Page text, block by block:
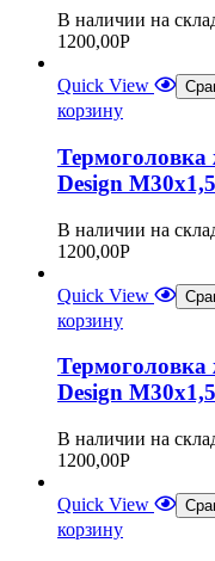
В наличии на
1200,00Р
Quick View
корзину
Термоголовка
Design
В наличии на
1200,00Р
Quick View
корзину
Термоголовка
Design
В наличии на
1200,00Р
Quick View
корзину